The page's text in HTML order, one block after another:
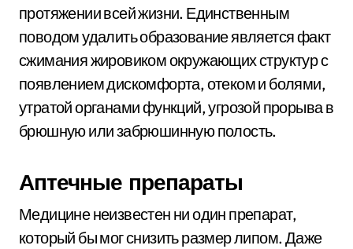
протяжении всей жизни. Единственным
поводом удалить образование является факт
сжимания жировиком окружающих структур с
появлением дискомфорта, отеком и болями,
утратой органами функций, угрозой прорыва в
брюшную или забрюшинную полость.
Аптечные препараты
Медицине неизвестен ни один препарат,
который бы мог снизить размер липом. Даже